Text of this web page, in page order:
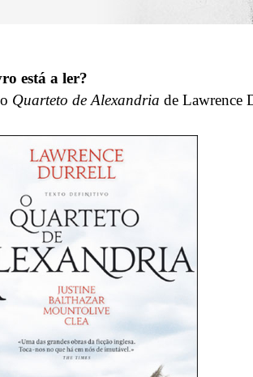
está a ler?
Quarteto de Alexandria de Lawrence